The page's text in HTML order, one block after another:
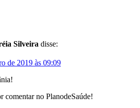
Silveira disse:
de 2019 às 09:09
comentar no PlanodeSaúde!